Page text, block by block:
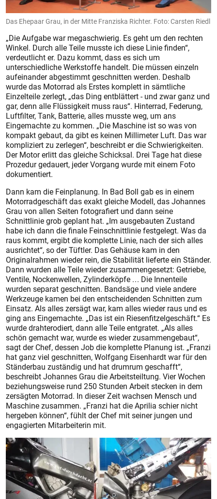
Das Ehepaar Grau, in der Mitte Franziska Richter. Foto: Carsten Riedl
„Die Aufgabe war megaschwierig. Es geht um den rechten
Winkel. Durch alle Teile musste ich diese Linie finden“,
verdeutlicht er. Dazu kommt, dass es sich um
unterschiedliche Werkstoffe handelt. Die müssen einzeln
aufeinander abgestimmt geschnitten werden. Deshalb
wurde das Motorrad als Erstes komplett in sämtliche
Einzelteile zerlegt, „das Ding entblättert - und zwar ganz und
gar, denn alle Flüssigkeit muss raus“. Hinterrad, Federung,
Luftfilter, Tank, Batterie, alles musste weg, um ans
Eingemachte zu kommen. „Die Maschine ist so was von
kompakt gebaut, da gibt es keinen Millimeter Luft. Das war
kompliziert zu zerlegen“, beschreibt er die Schwierigkeiten.
Der Motor erlitt das gleiche Schicksal. Drei Tage hat diese
Prozedur gedauert, jeder Vorgang wurde mit einem Foto
dokumentiert.
Dann kam die Feinplanung. In Bad Boll gab es in einem
Motorradgeschäft das exakt gleiche Modell, das ­Johannes
Grau von allen Seiten fotografiert und dann seine
Schnittlinie grob geplant hat. „Im ausgebauten Zustand
habe ich dann die finale Feinschnittlinie festgelegt. Was da
raus kommt, ergibt die komplette Linie, nach der sich alles
ausrichtet“, so der Tüftler. Das Gehäuse kam in den
Originalrahmen wieder rein, die Stabilität lieferte ein Ständer.
Dann wurden alle Teile wieder zusammengesetzt: Getriebe,
Ventile, Nockenwellen, Zylinderköpfe . . . Die Innenteile
wurden separat geschnitten. Bandsäge und viele andere
Werkzeuge kamen bei den entscheidenden Schnitten zum
Einsatz. Als alles zersägt war, kam alles wieder raus und es
ging ans Eingemachte. „Das ist ein Riesenfitzelgeschäft.“ Es
wurde drahterodiert, dann alle Teile entgratet. „Als alles
schön gemacht war, wurde es wieder zusammengebaut“,
sagt der Chef, dessen Job die komplette Planung ist. ­„Franzi
hat ganz viel geschnitten, Wolfgang ­Eisenhardt war für den
Ständerbau zuständig und hat drumrum geschafft“,
beschreibt Johannes Grau die Arbeitsteiltung. Vier Wochen
beziehungsweise rund 250 Stunden Arbeit stecken in dem
zersägten Motorrad. In dieser Zeit wachsen Mensch und
Maschine zusammen. „Franzi hat die Aprilia schier nicht
hergeben können“, fühlt der Chef mit seiner jungen und
engagierten Mitarbeiterin mit.